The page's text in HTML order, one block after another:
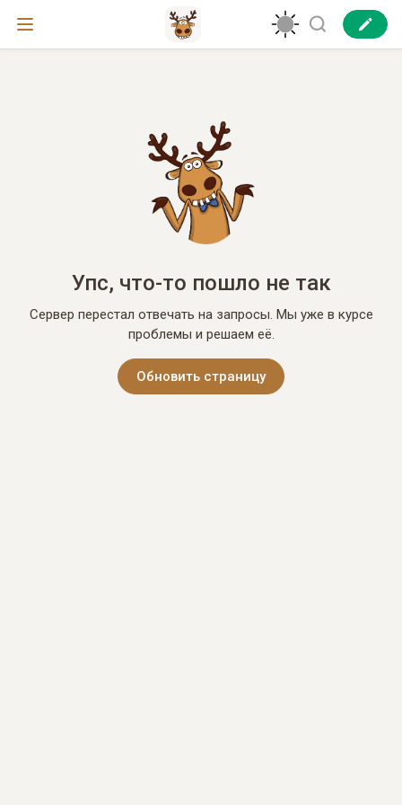
Упс, что-то пошло не так
Сервер перестал отвечать на запросы. Мы уже в курсе
проблемы и решаем её.
Обновить страницу